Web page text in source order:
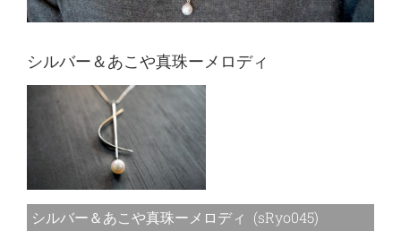
シルバー＆あこや真珠ーメロディ
シルバー＆あこや真珠ーメロディ (sRyo045)